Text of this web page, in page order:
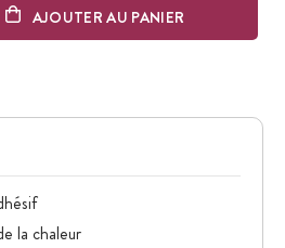
AJOUTER AU PANIER
la chaleur